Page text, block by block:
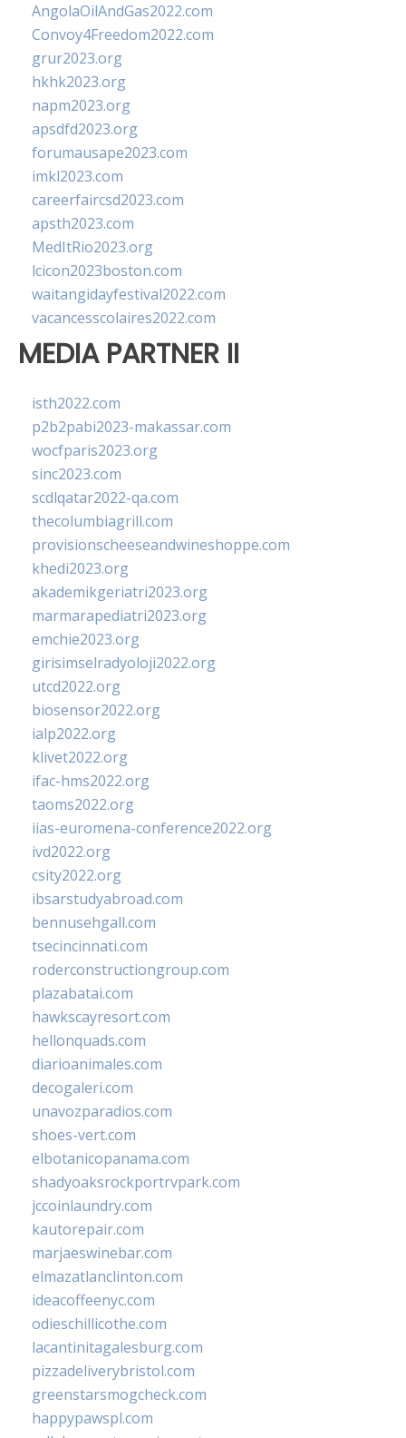
AngolaOilAndGas2022.com
Convoy4Freedom2022.com
grur2023.org
hkhk2023.org
napm2023.org
apsdfd2023.org
forumausape2023.com
imkl2023.com
careerfaircsd2023.com
apsth2023.com
MedItRio2023.org
lcicon2023boston.com
waitangidayfestival2022.com
vacancesscolaires2022.com
MEDIA PARTNER II
isth2022.com
p2b2pabi2023-makassar.com
wocfparis2023.org
sinc2023.com
scdlqatar2022-qa.com
thecolumbiagrill.com
provisionscheeseandwineshoppe.com
khedi2023.org
akademikgeriatri2023.org
marmarapediatri2023.org
emchie2023.org
girisimselradyoloji2022.org
utcd2022.org
biosensor2022.org
ialp2022.org
klivet2022.org
ifac-hms2022.org
taoms2022.org
iias-euromena-conference2022.org
ivd2022.org
csity2022.org
ibsarstudyabroad.com
bennusehgall.com
tsecincinnati.com
roderconstructiongroup.com
plazabatai.com
hawkscayresort.com
hellonquads.com
diarioanimales.com
decogaleri.com
unavozparadios.com
shoes-vert.com
elbotanicopanama.com
shadyoaksrockportrvpark.com
jccoinlaundry.com
kautorepair.com
marjaeswinebar.com
elmazatlanclinton.com
ideacoffeenyc.com
odieschillicothe.com
lacantinitagalesburg.com
pizzadeliverybristol.com
greenstarsmogcheck.com
happypawspl.com